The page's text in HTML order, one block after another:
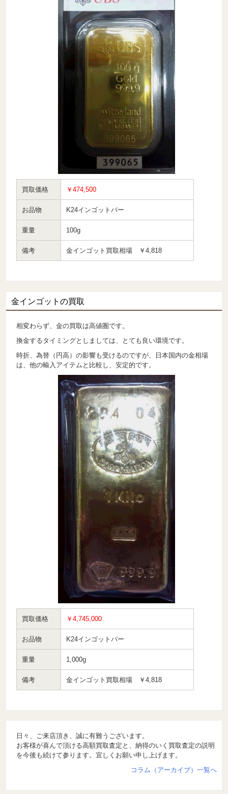
買取価格 ￥474,500
お品物 K24インゴットバー
重量 100g
備考 金インゴット買取相場 ￥4,818
金インゴットの買取
相変わらず、金の買取は高値圏です。
換金するタイミングとしましては、とても良い環境です。
時折、為替（円高）の影響も受けるのですが、日本国内の金相場
は、他の輸入アイテムと比較し、安定的です。
買取価格 ￥4,745,000
お品物 K24インゴットバー
重量 1,000g
備考 金インゴット買取相場 ￥4,818
日々、ご来店頂き、誠に有難うございます。
お客様が喜んで頂ける高額買取査定と、納得のいく買取査定の説明
を今後も続けて参ります。宜しくお願い申し上げます。
コラム（アーカイブ）一覧へ